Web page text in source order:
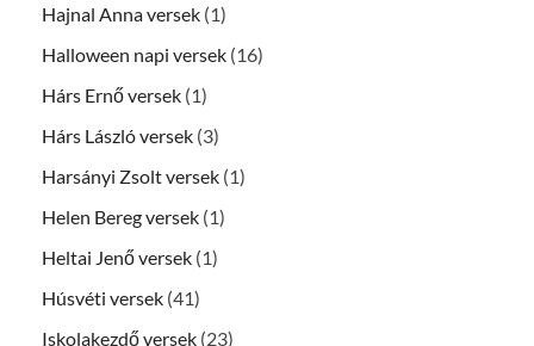
Hajnal Anna versek (1)
Halloween napi versek (16)
Hárs Ernő versek (1)
Hárs László versek (3)
Harsányi Zsolt versek (1)
Helen Bereg versek (1)
Heltai Jenő versek (1)
Húsvéti versek (41)
Iskolakezdő versek (23)